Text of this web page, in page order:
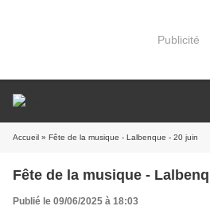
Publicité
Accueil » Fête de la musique - Lalbenque - 20 juin
Fête de la musique -
Publié le 09/06/2025 à 18:03